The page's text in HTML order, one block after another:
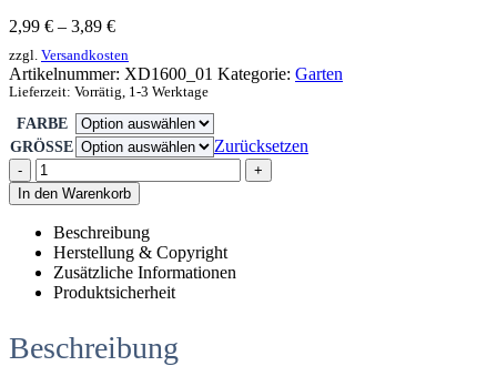
2,99 € – 3,89 €
zzgl. Versandkosten
Artikelnummer: XD1600_01 Kategorie: Garten
Lieferzeit: Vorrätig, 1-3 Werktage
FARBE
GRÖSSE
Zurücksetzen
-
+
In den Warenkorb
Beschreibung
Herstellung & Copyright
Zusätzliche Informationen
Produktsicherheit
Beschreibung